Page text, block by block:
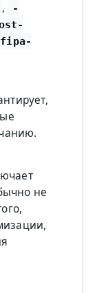
,
-
не